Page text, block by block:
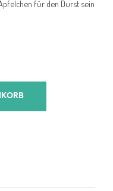
für den Durst sein